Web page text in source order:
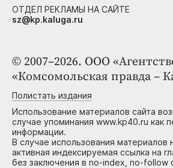
© 2007–2026. ООО
«Комсомольская правда –
Полистать издания
Использование материалов сайта
случае упоминания www.kp40.ru как
информации.
В случае использования материалов
активная индексируемая ссылка на
без заключения в no-index, no-follow
ОТДЕЛ РЕКЛАМЫ НА САЙТЕ
sz@kp.kaluga.ru